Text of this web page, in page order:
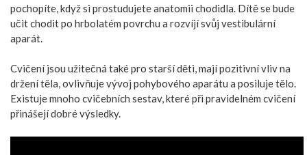
pochopíte, když si prostudujete anatomii chodidla. Dítě se bude
učit chodit po hrbolatém povrchu a rozvíjí svůj vestibulární
aparát.
Cvičení jsou užitečná také pro starší děti, mají pozitivní vliv na
držení těla, ovlivňuje vývoj pohybového aparátu a posiluje tělo.
Existuje mnoho cvičebních sestav, které při pravidelném cvičení
přinášejí dobré výsledky.